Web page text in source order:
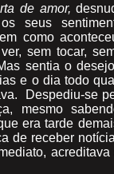
de amor,
seus
como
sem tocar,
sentia o
e o dia todo
Despediu-se
mesmo
era tarde
de receber